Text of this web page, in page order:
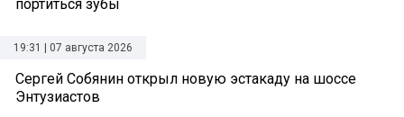
портиться зубы
19:31 | 07 августа 2026
Сергей Собянин открыл новую эстакаду на шоссе
Энтузиастов